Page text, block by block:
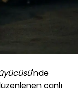
'nde
canlı